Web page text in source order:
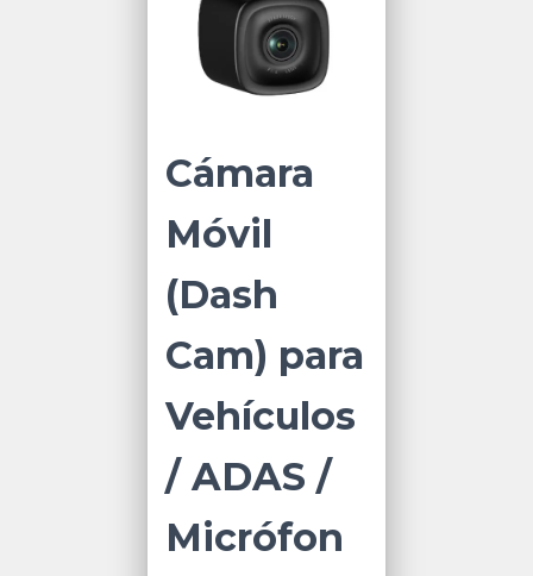
Cámara
Móvil
(Dash
Cam) para
Vehículos
/ ADAS /
Micrófon